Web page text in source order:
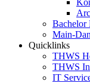
Bachelor
Main-
Quicklinks
THWS
THWS
IT